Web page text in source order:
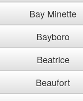
Bay Minette
Bayboro
Beatrice
Beaufort